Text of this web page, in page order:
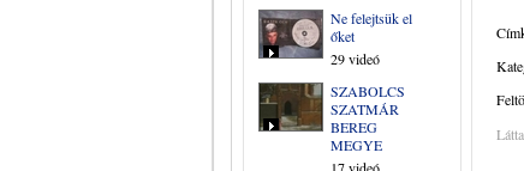
Ne felejtsük el
őket
29 videó
SZABOLCS
SZATMÁR
BEREG
MEGYE